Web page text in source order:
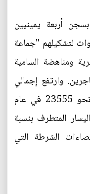
أربعة يمينيين
لتشكيلهم "جماعة
ومناهضة السامية
وارتفع إجمالي
عدد جرائم اليمين المتطرف إلى نحو 23555 في عام
المتطرف بنسبة
وفقا لإحصاءات الشرطة التي